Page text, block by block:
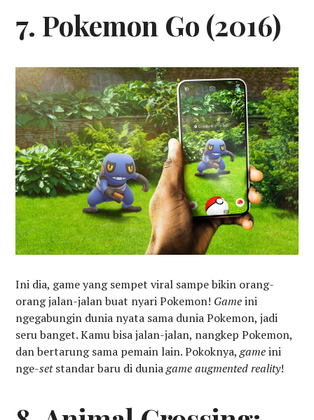
7. Pokemon Go (2016)
Ini dia, game yang sempet viral sampe bikin orang-
orang jalan-jalan buat nyari Pokemon! Gameini
ngegabungin dunia nyata sama dunia Pokemon, jadi
seru banget. Kamu bisa jalan-jalan, nangkep Pokemon,
dan bertarung sama pemain lain. Pokoknya,gameini
nge-setstandar baru di duniagame augmented reality!